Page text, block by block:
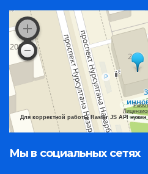
Для корректной работы Raster JS API
Мы в социальных сетях